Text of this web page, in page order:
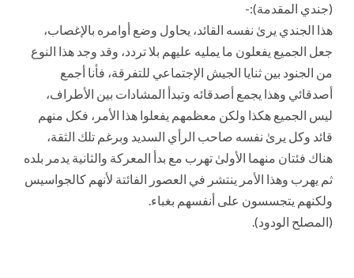
(جندي المقدمة):-
هذا الجندي يرىٰ نفسه القائد، يحاول وضع أوامره بالإغصاب،
جعل الجميع يفعلون ما يمليه عليهم بلا تردد، وقد وجد هذا النوع
من الجنود بين ثنايا الجيش الإجتماعي للتفرقة، فأنا أجمع
أصدقائي وهذا يجمع أصدقائه وتبدأ المشادات بين الأطراف،
ليس الجميع هكذا ولكن معظمهم يفعلوا هذا الأمر، فكل منهم
قائد وكل يرىٰ نفسه صاحب الرأي السديد وبرغم تلك الثقة،
هناك فئتان منهما الأولىٰ تهرب مع بدأ المعركة والثانية يدمر بلده
ثم يهرب وهذا الأمر ينتشر في العصور الفائتة لأنهم كالجواسيس
ولكنهم يتجسسون على أنفسهم بغباء.
(المصلح الودود).